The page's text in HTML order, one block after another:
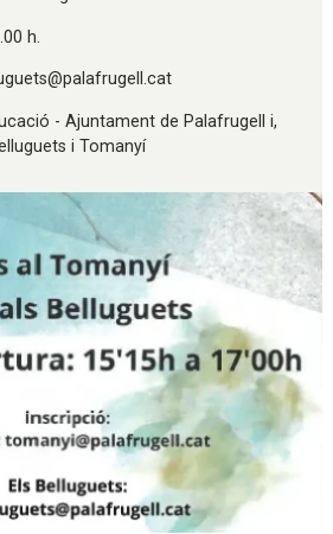
h.
- Ajuntament de Palafrugell i,
i Tomanyí